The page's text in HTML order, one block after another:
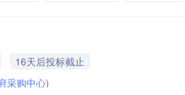
16天后投标截止
采购中心)